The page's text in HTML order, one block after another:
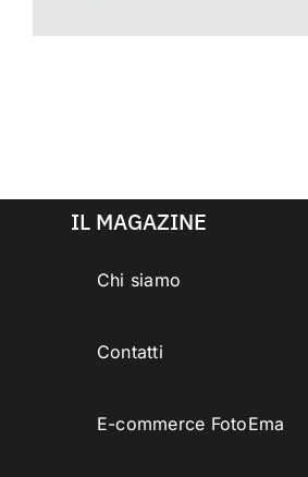
IL MAGAZINE
Chi siamo
Contatti
E-commerce FotoEma